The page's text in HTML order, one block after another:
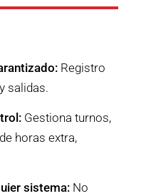
Registro
salidas.
Gestiona turnos,
horas extra,
sistema:No